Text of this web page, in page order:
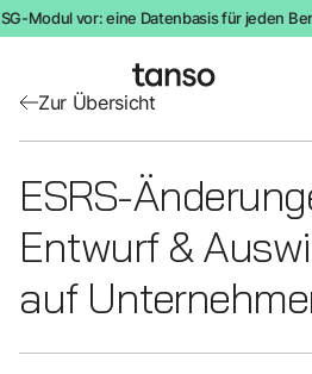
Modul vor: eine Datenbasis für jeden
Zur Übersicht
ESRS-
Entwurf &
auf